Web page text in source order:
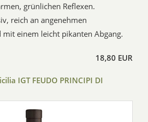
grünlichen Reflexen.
reich an angenehmen
mit einem leicht pikanten Abgang.
18,80 EUR
IGT FEUDO PRINCIPI DI